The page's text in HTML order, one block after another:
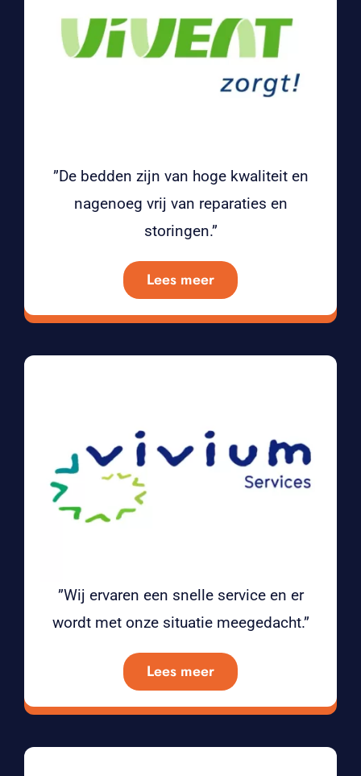
”De bedden zijn van hoge kwaliteit en
nagenoeg vrij van reparaties en
storingen.”
Lees meer
”Wij ervaren een snelle service en er
wordt met onze situatie meegedacht.”
Lees meer